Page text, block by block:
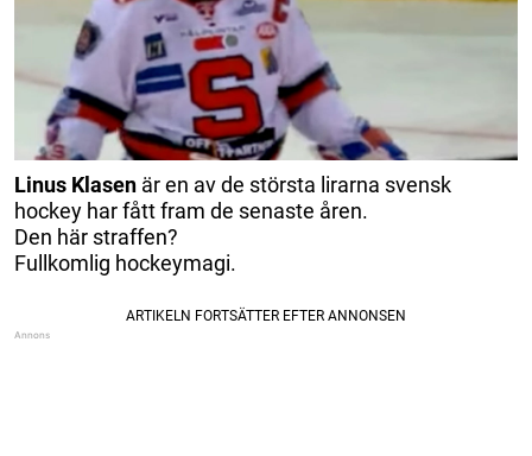
Linus Klasen är en av de största lirarna svensk
hockey har fått fram de senaste åren.
Den här straffen?
Fullkomlig hockeymagi.